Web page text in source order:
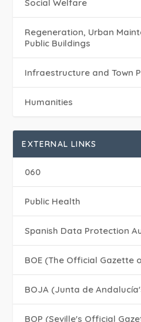
Social Welfare
Regeneration, Urban
Public Buildings
Infraestructure and Town
Humanities
EXTERNAL LINKS
060
Public Health
Spanish Data Protection
BOE (The Official Gazette
BOJA (Junta de
BOP (Seville's Official